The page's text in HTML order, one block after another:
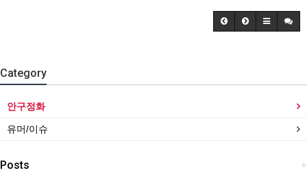
Category
안구정화
유머/이슈
+
Posts